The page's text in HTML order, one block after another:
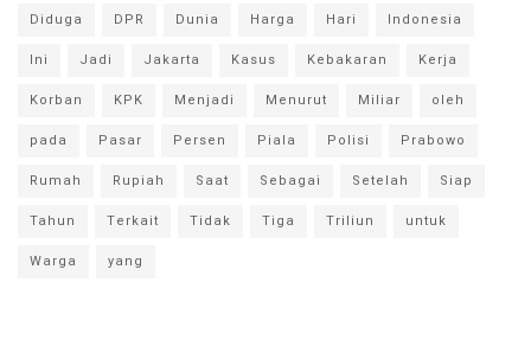
Diduga
DPR Dunia Harga Hari
Indonesia
Ini
Jadi Jakarta Kasus Kebakaran
Kerja
Korban
KPK Menjadi Menurut Miliar
oleh
pada
Pasar Persen Piala Polisi
Prabowo
Rumah
Rupiah Saat Sebagai Setelah
Siap
Tahun
Terkait Tidak Tiga Triliun
untuk
Warga
yang